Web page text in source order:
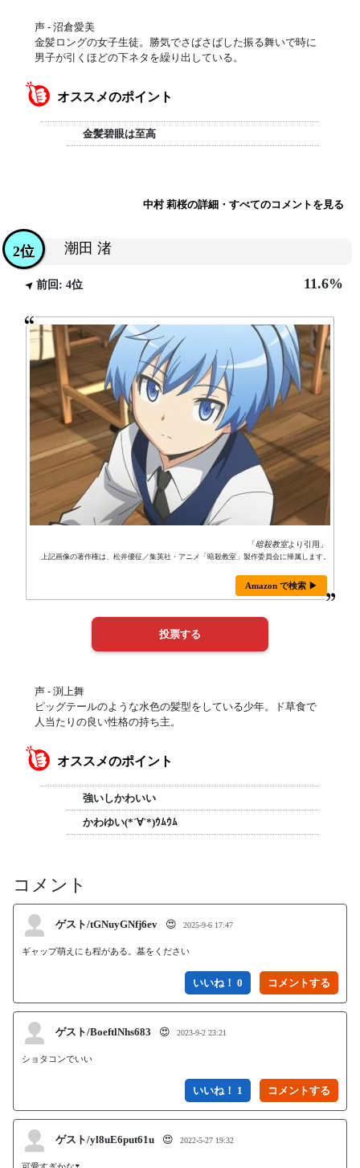
声 - 沼倉愛美
金髪ロングの女子生徒。勝気でさばさばした振る舞いで時に
男子が引くほどの下ネタを繰り出している。
オススメのポイント
金髪碧眼は至高
中村 莉桜の詳細・すべてのコメントを見る
潮田 渚
2位
前回: 4位 11.6%
「暗殺教室より引用」
上記画像の著作権は、松井優征／集英社・アニメ「暗殺教室」製作委員会に帰属します。
Amazon で検索 ▶
声 - 渕上舞
ピッグテールのような水色の髪型をしている少年。ド草食で
人当たりの良い性格の持ち主。
オススメのポイント
強いしかわいい
かわゆい(*´∀`*)ｳﾑｳﾑ
コメント
ゲスト/tGNuyGNfj6ev 😍 2025-9-6 17:47
ギャップ萌えにも程がある。墓をください
いいね！ 0
ゲスト/BoeftlNhs683 😍 2023-9-2 23:21
ショタコンでいい
いいね！ 1
ゲスト/yl8uE6put61u 😍 2022-5-27 19:32